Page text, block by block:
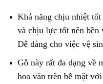
Khả năng chịu nhiệt
và chịu lực tốt nên bền
Dễ dàng cho việc vệ
Gỗ này rất đa dạng về
hoa văn trên bề mặt